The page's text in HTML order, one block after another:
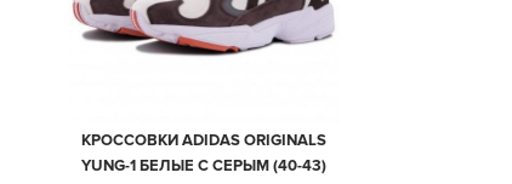
КРОССОВКИ АDIDAS ORIGINALS
YUNG-1 БЕЛЫЕ С СЕРЫМ (40-43)